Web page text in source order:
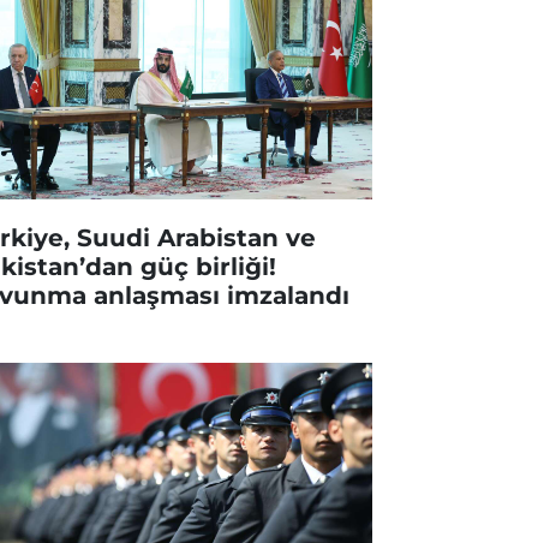
Suudi Arabistan ve
güç birliği!
anlaşması imzalandı